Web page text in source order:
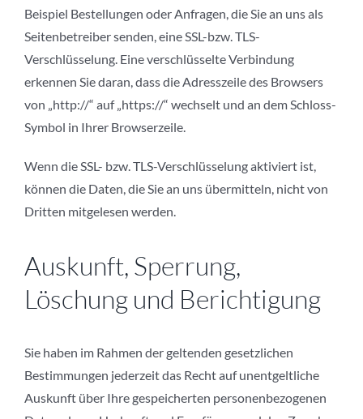
Beispiel Bestellungen oder Anfragen, die Sie an uns als
Seitenbetreiber senden, eine SSL-bzw. TLS-
Verschlüsselung. Eine verschlüsselte Verbindung
erkennen Sie daran, dass die Adresszeile des Browsers
von „http://“ auf „https://“ wechselt und an dem Schloss-
Symbol in Ihrer Browserzeile.
Wenn die SSL- bzw. TLS-Verschlüsselung aktiviert ist,
können die Daten, die Sie an uns übermitteln, nicht von
Dritten mitgelesen werden.
Auskunft, Sperrung,
Löschung und Berichtigung
Sie haben im Rahmen der geltenden gesetzlichen
Bestimmungen jederzeit das Recht auf unentgeltliche
Auskunft über Ihre gespeicherten personenbezogenen